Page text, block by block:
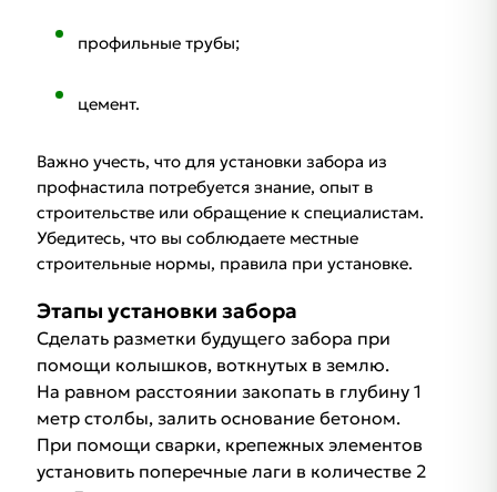
профильные трубы;
цемент.
Важно учесть, что для установки забора из
профнастила потребуется знание, опыт в
строительстве или обращение к специалистам.
Убедитесь, что вы соблюдаете местные
строительные нормы, правила при установке.
Этапы установки забора
Сделать разметки будущего забора при
помощи колышков, воткнутых в землю.
На равном расстоянии закопать в глубину 1
метр столбы, залить основание бетоном.
При помощи сварки, крепежных элементов
установить поперечные лаги в количестве 2